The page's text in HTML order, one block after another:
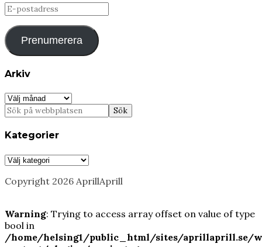
E-
postadress
Prenumerera
Arkiv
Arkiv
Kategorier
Kategorier
Copyright 2026 AprillAprill
Warning: Trying to access array offset on value of type
bool in
/home/helsing1/public_html/sites/aprillaprill.se/